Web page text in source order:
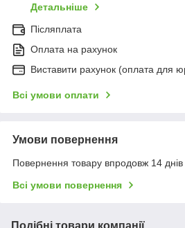
Детальніше
Післяплата
Оплата на рахунок
Виставити рахунок (оплата для
Всі умови оплати
Умови повернення
Повернення товару впродовж 14 днів
Всі умови повернення
Подібні товари компанії